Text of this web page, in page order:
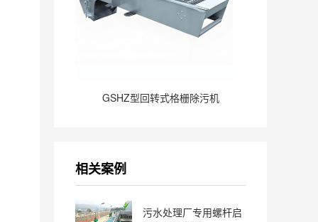
GSHZ型回转式格栅除污机
相关案例
污水处理厂专用螺杆启